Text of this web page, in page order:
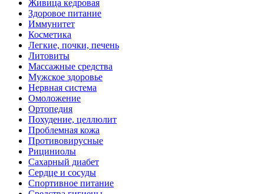
Живица кедровая
Здоровое питание
Иммунитет
Косметика
Легкие, почки, печень
Литовиты
Массажные средства
Мужское здоровье
Нервная система
Омоложение
Ортопедия
Похудение, целлюлит
Проблемная кожа
Противовирусные
Рициниолы
Сахарный диабет
Сердце и сосуды
Спортивное питание